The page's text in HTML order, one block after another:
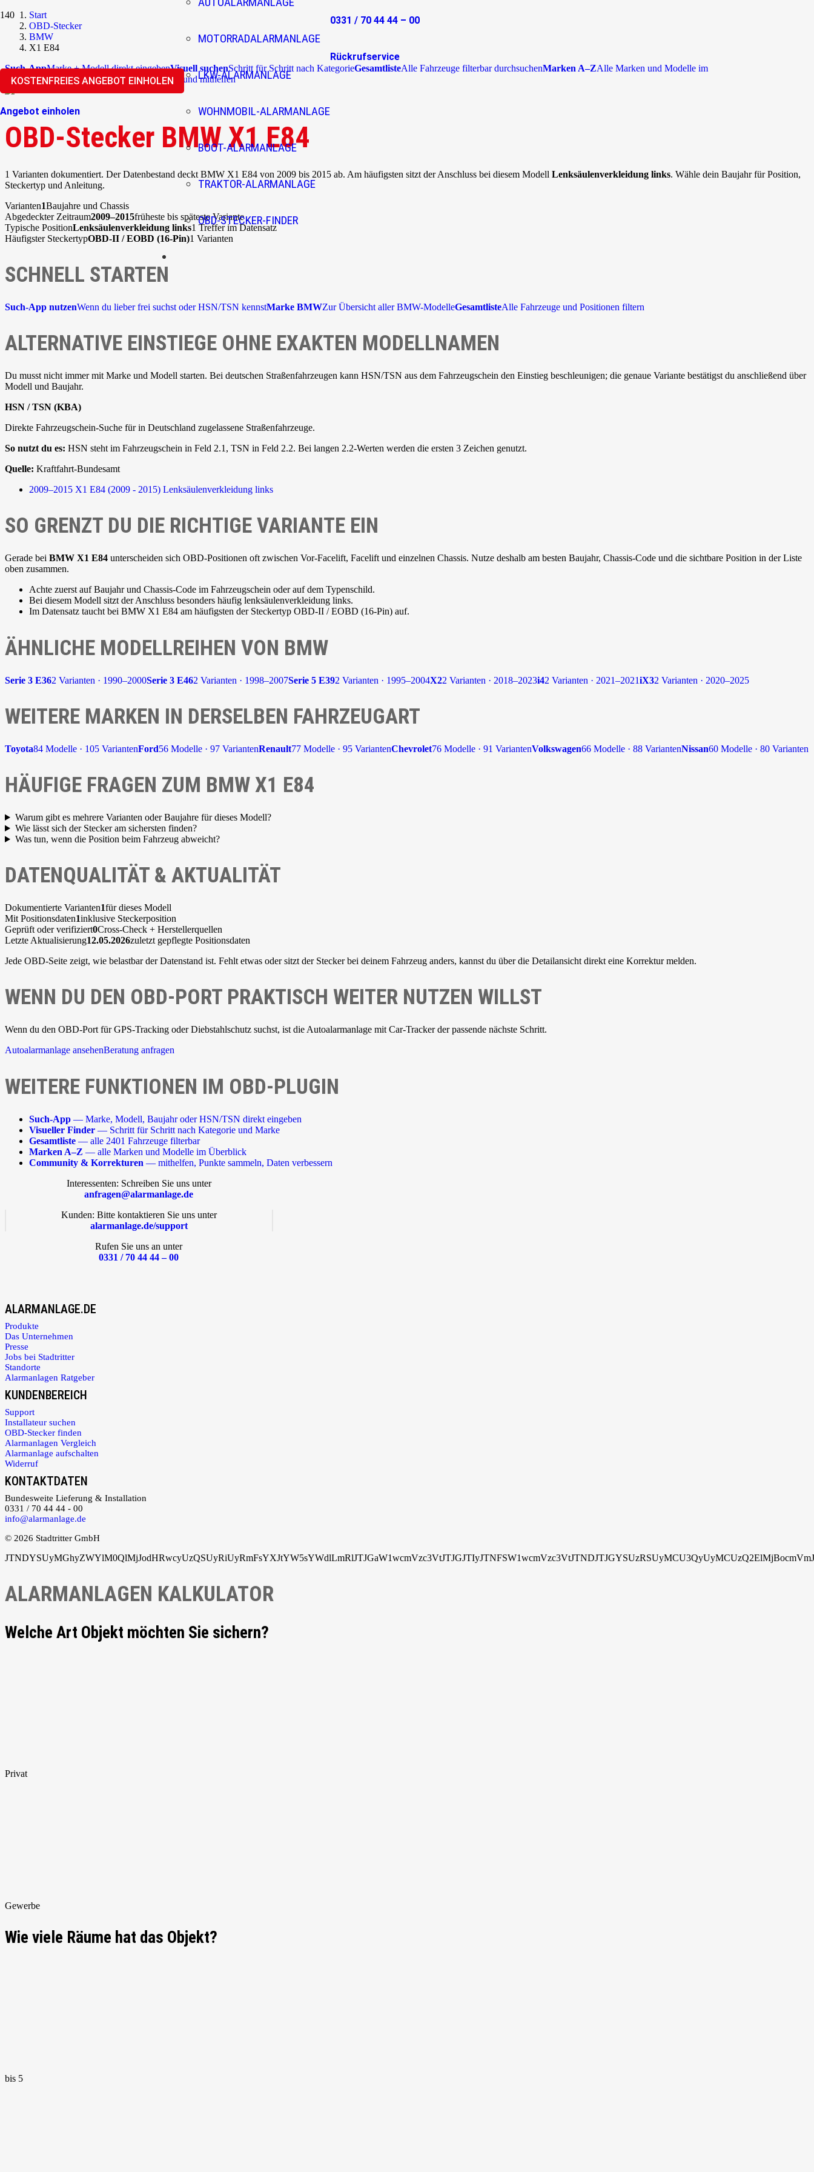
MOTORRADALARMANLAGE
LKW-ALARMANLAGE
WOHNMOBIL-ALARMANLAGE
BOOT-ALARMANLAGE
TRAKTOR-ALARMANLAGE
OBD-STECKER-FINDER
0331 / 70 44 44 – 00
Rückrufservice
KOSTENFREIES ANGEBOT EINHOLEN
Angebot einholen
Start
OBD-Stecker
BMW
X1 E84
Such-AppMarke + Modell direkt eingebenVisuell suchenSchritt für Schritt nach KategorieGesamtlisteAlle Fahrzeuge filterbar durchsuchenMarken A–ZAlle Marken und Modelle im
ÜberblickCommunityKorrekturen einreichen und mithelfen
OBD-Stecker BMW X1 E84
1 Varianten dokumentiert. Der Datenbestand deckt BMW X1 E84 von 2009 bis 2015 ab. Am häufigsten sitzt der Anschluss bei diesem Modell Lenksäulenverkleidung links. Wähle dein Baujahr für Position,
Steckertyp und Anleitung.
Varianten1Baujahre und Chassis
Abgedeckter Zeitraum2009–2015früheste bis späteste Variante
Typische PositionLenksäulenverkleidung links1 Treffer im Datensatz
Häufigster SteckertypOBD-II / EOBD (16-Pin)1 Varianten
SCHNELL STARTEN
Such-App nutzenWenn du lieber frei suchst oder HSN/TSN kennstMarke BMWZur Übersicht aller BMW-ModelleGesamtlisteAlle Fahrzeuge und Positionen filtern
ALTERNATIVE EINSTIEGE OHNE EXAKTEN MODELLNAMEN
Du musst nicht immer mit Marke und Modell starten. Bei deutschen Straßenfahrzeugen kann HSN/TSN aus dem Fahrzeugschein den Einstieg beschleunigen; die genaue Variante bestätigst du anschließend über
Modell und Baujahr.
HSN / TSN (KBA)
Direkte Fahrzeugschein-Suche für in Deutschland zugelassene Straßenfahrzeuge.
So nutzt du es: HSN steht im Fahrzeugschein in Feld 2.1, TSN in Feld 2.2. Bei langen 2.2-Werten werden die ersten 3 Zeichen genutzt.
Quelle: Kraftfahrt-Bundesamt
2009–2015 X1 E84 (2009 - 2015) Lenksäulenverkleidung links
SO GRENZT DU DIE RICHTIGE VARIANTE EIN
Gerade bei BMW X1 E84 unterscheiden sich OBD-Positionen oft zwischen Vor-Facelift, Facelift und einzelnen Chassis. Nutze deshalb am besten Baujahr, Chassis-Code und die sichtbare Position in der Liste
oben zusammen.
Achte zuerst auf Baujahr und Chassis-Code im Fahrzeugschein oder auf dem Typenschild.
Bei diesem Modell sitzt der Anschluss besonders häufig lenksäulenverkleidung links.
Im Datensatz taucht bei BMW X1 E84 am häufigsten der Steckertyp OBD-II / EOBD (16-Pin) auf.
ÄHNLICHE MODELLREIHEN VON BMW
Serie 3 E362 Varianten · 1990–2000Serie 3 E462 Varianten · 1998–2007Serie 5 E392 Varianten · 1995–2004X22 Varianten · 2018–2023i42 Varianten · 2021–2021iX32 Varianten · 2020–2025
WEITERE MARKEN IN DERSELBEN FAHRZEUGART
Toyota84 Modelle · 105 VariantenFord56 Modelle · 97 VariantenRenault77 Modelle · 95 VariantenChevrolet76 Modelle · 91 VariantenVolkswagen66 Modelle · 88 VariantenNissan60 Modelle · 80 Varianten
HÄUFIGE FRAGEN ZUM BMW X1 E84
Warum gibt es mehrere Varianten oder Baujahre für dieses Modell?
Wie lässt sich der Stecker am sichersten finden?
Was tun, wenn die Position beim Fahrzeug abweicht?
DATENQUALITÄT & AKTUALITÄT
Dokumentierte Varianten1für dieses Modell
Mit Positionsdaten1inklusive Steckerposition
Geprüft oder verifiziert0Cross-Check + Herstellerquellen
Letzte Aktualisierung12.05.2026zuletzt gepflegte Positionsdaten
Jede OBD-Seite zeigt, wie belastbar der Datenstand ist. Fehlt etwas oder sitzt der Stecker bei deinem Fahrzeug anders, kannst du über die Detailansicht direkt eine Korrektur melden.
WENN DU DEN OBD-PORT PRAKTISCH WEITER NUTZEN WILLST
Wenn du den OBD-Port für GPS-Tracking oder Diebstahlschutz suchst, ist die Autoalarmanlage mit Car-Tracker der passende nächste Schritt.
Autoalarmanlage ansehenBeratung anfragen
WEITERE FUNKTIONEN IM OBD-PLUGIN
Such-App — Marke, Modell, Baujahr oder HSN/TSN direkt eingeben
Visueller Finder — Schritt für Schritt nach Kategorie und Marke
Gesamtliste — alle 2401 Fahrzeuge filterbar
Marken A–Z — alle Marken und Modelle im Überblick
Community & Korrekturen — mithelfen, Punkte sammeln, Daten verbessern
Interessenten: Schreiben Sie uns unter
anfragen@alarmanlage.de
Kunden: Bitte kontaktieren Sie uns unter
alarmanlage.de/support
Rufen Sie uns an unter
0331 / 70 44 44 – 00
ALARMANLAGE.DE
Produkte
Das Unternehmen
Presse
Jobs bei Stadtritter
Standorte
Alarmanlagen Ratgeber
KUNDENBEREICH
Support
Installateur suchen
OBD-Stecker finden
Alarmanlagen Vergleich
Alarmanlage aufschalten
Widerruf
KONTAKTDATEN
Bundesweite Lieferung & Installation
0331 / 70 44 44 - 00
info@alarmanlage.de
© 2026 Stadtritter GmbH
ALARMANLAGEN KALKULATOR
Welche Art Objekt möchten Sie sichern?
Privat
Gewerbe
Wie viele Räume hat das Objekt?
bis 5